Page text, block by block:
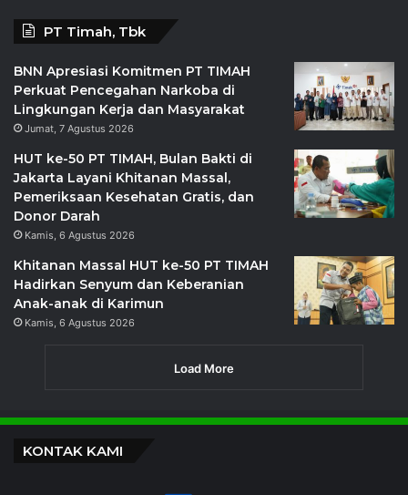
PT Timah, Tbk
BNN Apresiasi Komitmen PT TIMAH
Perkuat Pencegahan Narkoba di
Lingkungan Kerja dan Masyarakat
Jumat, 7 Agustus 2026
HUT ke-50 PT TIMAH, Bulan Bakti di
Jakarta Layani Khitanan Massal,
Pemeriksaan Kesehatan Gratis, dan
Donor Darah
Kamis, 6 Agustus 2026
Khitanan Massal HUT ke-50 PT TIMAH
Hadirkan Senyum dan Keberanian
Anak-anak di Karimun
Kamis, 6 Agustus 2026
Load More
KONTAK KAMI